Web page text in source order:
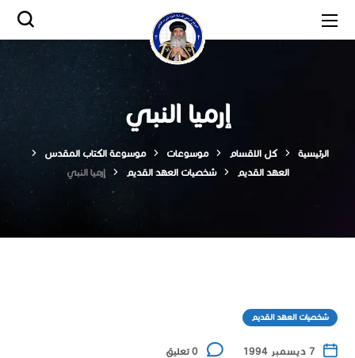
إرميا النبي
الرئيسية كل الاقسام موسوعات
موسوعة الكتاب المقدس
العهد القديم
شخصيات العهد القديم إرميا النبي
شخصيات العهد القديم
7 ديسمبر 1994 0 تعليق